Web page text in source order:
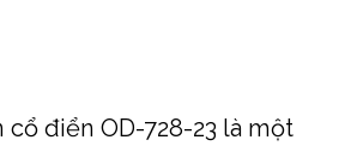
điển OD-728-23 là một